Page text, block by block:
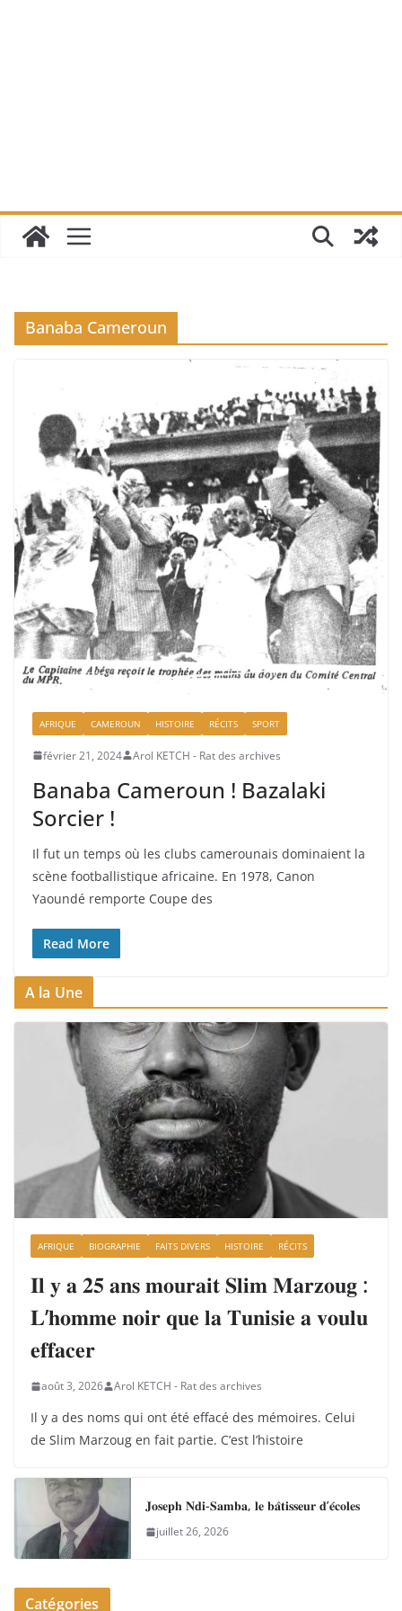
Banaba Cameroun
AFRIQUE CAMEROUN HISTOIRE RÉCITS SPORT
février 21, 2024 Arol KETCH - Rat des archives
Banaba Cameroun ! Bazalaki
Sorcier !
Il fut un temps où les clubs camerounais dominaient la
scène footballistique africaine. En 1978, Canon
Yaoundé remporte Coupe des
Read More
A la Une
AFRIQUE BIOGRAPHIE FAITS DIVERS HISTOIRE RÉCITS
𝐈𝐥 𝐲 𝐚 𝟐𝟓 𝐚𝐧𝐬 𝐦𝐨𝐮𝐫𝐚𝐢𝐭 𝐒𝐥𝐢𝐦 𝐌𝐚𝐫𝐳𝐨𝐮𝐠 :
𝐋’𝐡𝐨𝐦𝐦𝐞 𝐧𝐨𝐢𝐫 𝐪𝐮𝐞 𝐥𝐚 𝐓𝐮𝐧𝐢𝐬𝐢𝐞 𝐚 𝐯𝐨𝐮𝐥𝐮
𝐞𝐟𝐟𝐚𝐜𝐞𝐫
août 3, 2026 Arol KETCH - Rat des archives
Il y a des noms qui ont été effacé des mémoires. Celui
de Slim Marzoug en fait partie. C’est l’histoire
𝐉𝐨𝐬𝐞𝐩𝐡 𝐍𝐝𝐢-𝐒𝐚𝐦𝐛𝐚, 𝐥𝐞 𝐛𝐚̂𝐭𝐢𝐬𝐬𝐞𝐮𝐫 𝐝’𝐞́𝐜𝐨𝐥𝐞𝐬
juillet 26, 2026
Catégories